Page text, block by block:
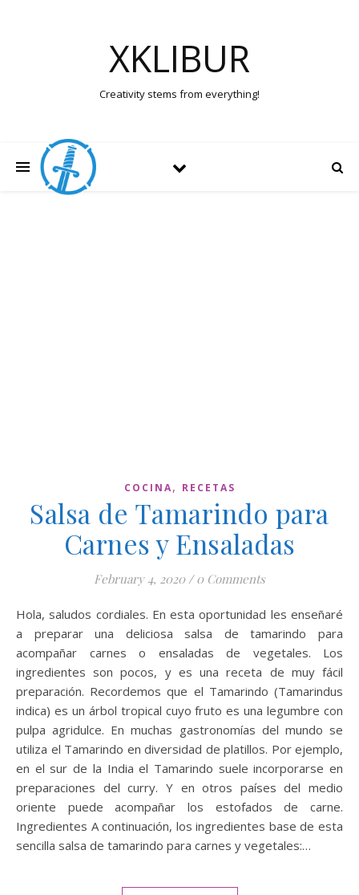
XKLIBUR
Creativity stems from everything!
COCINA, RECETAS
Salsa de Tamarindo para
Carnes y Ensaladas
February 4, 2020 / 0 Comments
Hola, saludos cordiales. En esta oportunidad les enseñaré
a preparar una deliciosa salsa de tamarindo para
acompañar carnes o ensaladas de vegetales. Los
ingredientes son pocos, y es una receta de muy fácil
preparación. Recordemos que el Tamarindo (Tamarindus
indica) es un árbol tropical cuyo fruto es una legumbre con
pulpa agridulce. En muchas gastronomías del mundo se
utiliza el Tamarindo en diversidad de platillos. Por ejemplo,
en el sur de la India el Tamarindo suele incorporarse en
preparaciones del curry. Y en otros países del medio
oriente puede acompañar los estofados de carne.
Ingredientes A continuación, los ingredientes base de esta
sencilla salsa de tamarindo para carnes y vegetales:…